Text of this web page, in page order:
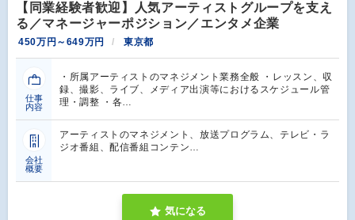
【同業経験者歓迎】人気アーティストグループを支え
る／マネージャーポジション／エンタメ企業
450万円～649万円 東京都
仕事
内容
・所属アーティストのマネジメント業務全般 ・レッスン、収
録、撮影、ライブ、メディア出演等におけるスケジュール管
理・調整 ・各…
会社
概要
アーティストのマネジメント、放送プログラム、テレビ・ラ
ジオ番組、配信番組コンテン…
気になる